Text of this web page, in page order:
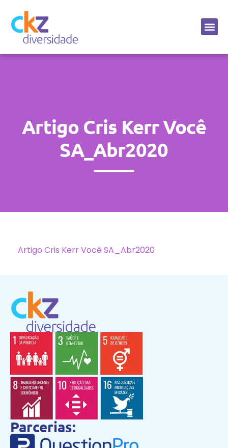
Artigo Cris Kerr Você
SA_Abr2020
Artigo Cris Kerr Você SA_Abr2020
Parcerias: